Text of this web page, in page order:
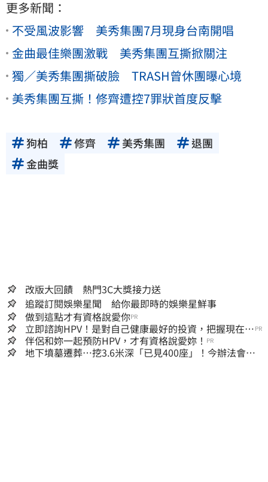
更多新聞：
不受風波影響 美秀集團7月現身台南開唱
金曲最佳樂團激戰 美秀集團互撕掀關注
獨／美秀集團撕破臉 TRASH曾休團曝心境
美秀集團互撕！修齊遭控7罪狀首度反擊
狗柏 修齊 美秀集團
退團
金曲獎
改版大回饋 熱門3C大獎接力送
追蹤訂閱娛樂星聞 給你最即時的娛樂星鮮事
做到這點才有資格說愛你PR
立即諮詢HPV！是對自己健康最好的投資，把握現在不
嫌晚！
PR
伴侶和妳一起預防HPV，才有資格說愛妳！ PR
地下墳墓遷葬…挖3.6米深「已見400座」！今辦法會安